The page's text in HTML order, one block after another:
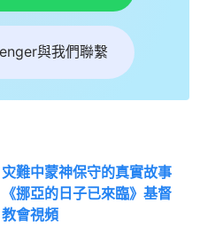
與我們聯繫
灾難中蒙神保守的真實故事
《挪亞的日子已來臨》基督
教會視頻